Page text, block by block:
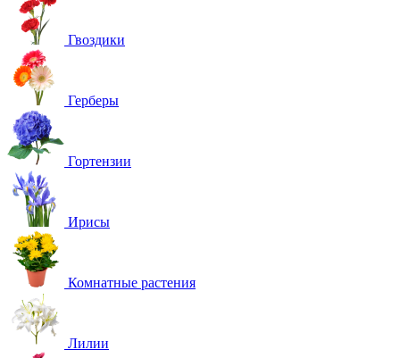
Гвоздики
Герберы
Гортензии
Ирисы
Комнатные растения
Лилии